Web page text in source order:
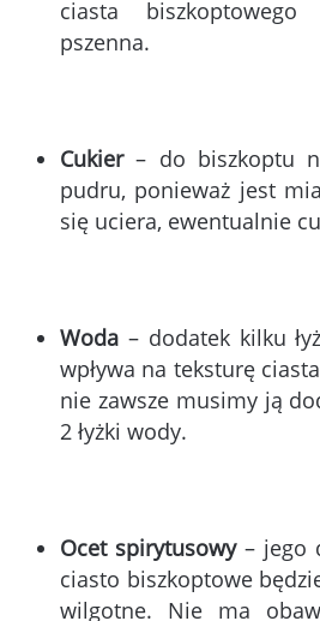
ciasta
pszenna.
Cukier– do biszkoptu
pudru, ponieważ jest
się uciera, ewentualnie
Woda – dodatek kilku
wpływa na teksturę
nie zawsze musimy ją
2 łyżki wody.
Ocet spirytusowy– jego
ciasto biszkoptowe
wilgotne. Nie ma